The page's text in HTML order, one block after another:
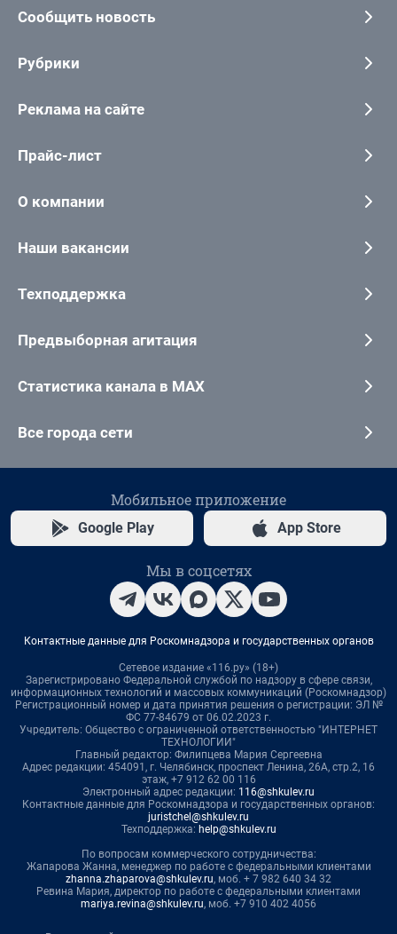
Сообщить новость
Рубрики
Реклама на сайте
Прайс-лист
О компании
Наши вакансии
Техподдержка
Предвыборная агитация
Статистика канала в MAX
Все города сети
Мобильное приложение
Google Play App Store
Мы в соцсетях
Контактные данные для Роскомнадзора и государственных органов
Сетевое издание «116.ру» (18+)
Зарегистрировано Федеральной службой по надзору в сфере связи,
информационных технологий и массовых коммуникаций (Роскомнадзор)
Регистрационный номер и дата принятия решения о регистрации: ЭЛ №
ФС 77-84679 от 06.02.2023 г.
Учредитель: Общество с ограниченной ответственностью "ИНТЕРНЕТ
ТЕХНОЛОГИИ"
Главный редактор: Филипцева Мария Сергеевна
Адрес редакции: 454091, г. Челябинск, проспект Ленина, 26А, стр.2, 16
этаж, +7 912 62 00 116
Электронный адрес редакции: 116@shkulev.ru
Контактные данные для Роскомнадзора и государственных органов:
juristchel@shkulev.ru
Техподдержка: help@shkulev.ru
По вопросам коммерческого сотрудничества:
Жапарова Жанна, менеджер по работе с федеральными клиентами
zhanna.zhaparova@shkulev.ru, моб. + 7 982 640 34 32
Ревина Мария, директор по работе с федеральными клиентами
mariya.revina@shkulev.ru, моб. +7 910 402 4056